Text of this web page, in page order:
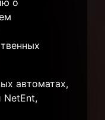
о
автоматах,
NetEnt,